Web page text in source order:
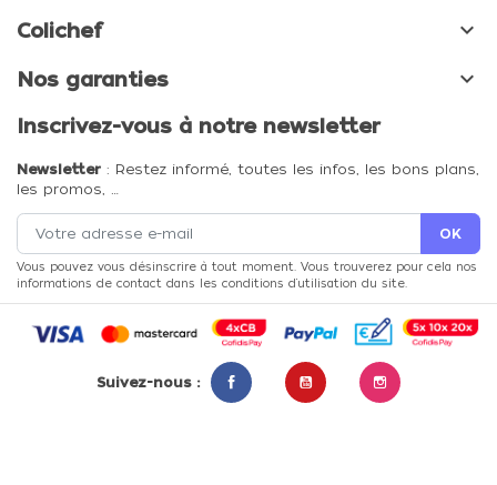
Colichef 
Nos garanties 
Inscrivez-vous à notre newsletter
Newsletter : Restez informé, toutes les infos, les bons plans,
les promos, …
Vous pouvez vous désinscrire à tout moment. Vous trouverez pour cela nos
informations de contact dans les conditions d'utilisation du site.
Suivez-nous :
FacebookYouTubeInstagram